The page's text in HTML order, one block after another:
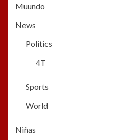
Muundo
News
Politics
4T
Sports
World
Niñas